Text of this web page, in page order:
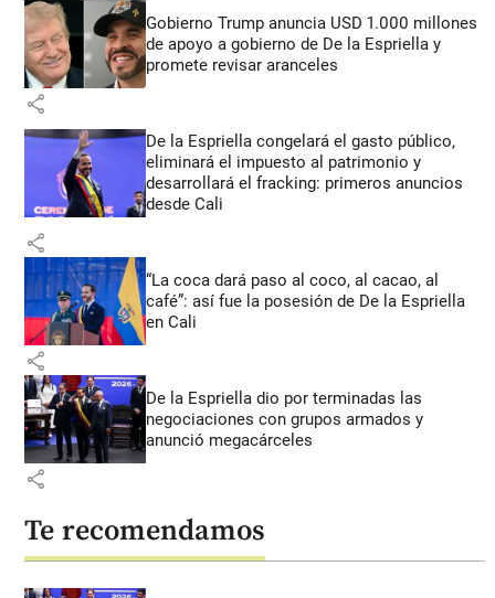
Gobierno Trump anuncia USD 1.000 millones
de apoyo a gobierno de De la Espriella y
promete revisar aranceles
share
De la Espriella congelará el gasto público,
eliminará el impuesto al patrimonio y
desarrollará el fracking: primeros anuncios
desde Cali
share
“La coca dará paso al coco, al cacao, al
café”: así fue la posesión de De la Espriella
en Cali
share
De la Espriella dio por terminadas las
negociaciones con grupos armados y
anunció megacárceles
share
Te recomendamos